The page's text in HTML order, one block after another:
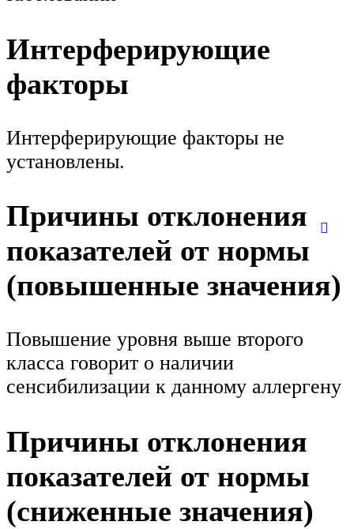
Интерферирующие
факторы
Интерферирующие факторы не
установлены.
Причины отклонения
показателей от нормы
(повышенные значения)
Повышение уровня выше второго
класса говорит о наличии
сенсибилизации к данному аллергену
Причины отклонения
показателей от нормы
(сниженные значения)